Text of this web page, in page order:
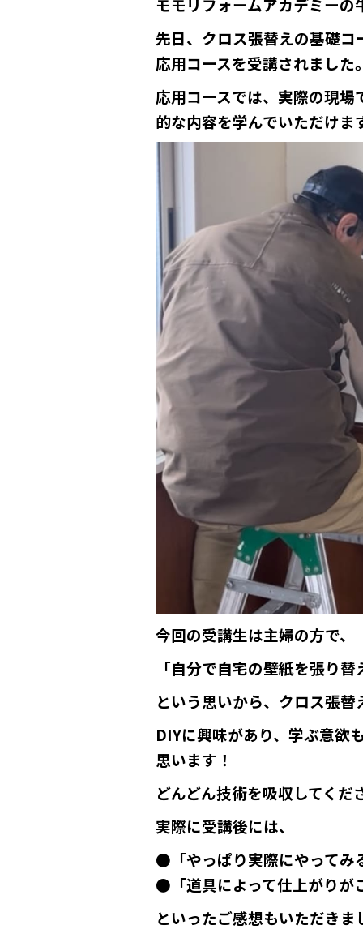
先日、クロス張替えの基礎
応用コースを受講されました。
応用コースでは、実際の現
的な内容を学んでいただけま
今回の受講生は主婦の方で、
「自分で自宅の壁紙を張り替
という思いから、クロス張替
DIYに興味があり、学ぶ意欲
思います！
どんどん技術を吸収してくだ
実際に受講後には、
●「やっぱり実際にやってみ
●「道具によって仕上がりが
といったご感想もいただきま